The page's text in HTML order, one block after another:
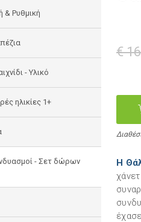
& Ρυθμική
- Υλικό
ηλικίες 1+
- Σετ δώρων
€
Η